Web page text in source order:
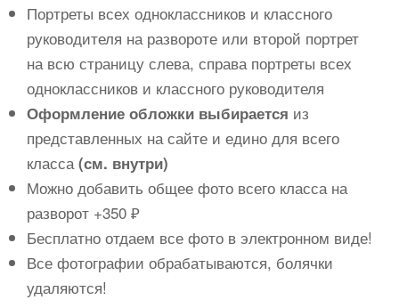
Портреты всех одноклассников и классного
руководителя на развороте или второй портрет
на всю страницу слева, справа портреты всех
одноклассников и классного руководителя
Оформление обложки выбирается из
представленных на сайте и едино для всего
класса (см. внутри)
Можно добавить общее фото всего класса на
разворот +350 ₽
Бесплатно отдаем все фото в электронном виде!
Все фотографии обрабатываются, болячки
удаляются!